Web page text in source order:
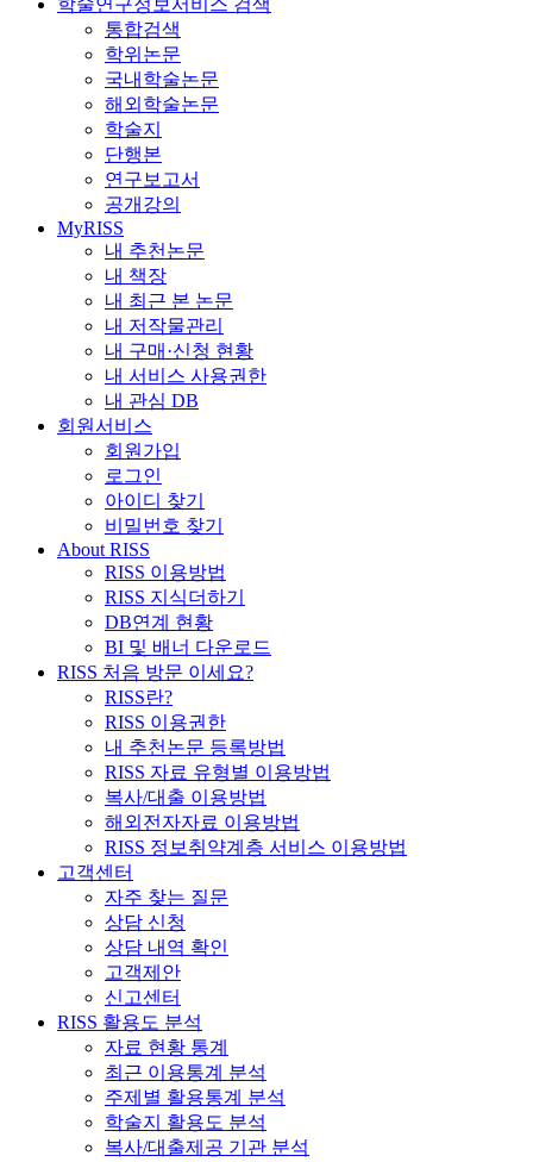
통합검색
학위논문
국내학술논문
해외학술논문
학술지
단행본
연구보고서
공개강의
MyRISS
내 추천논문
내 책장
내 최근 본 논문
내 저작물관리
내 구매·신청 현황
내 서비스 사용권한
내 관심 DB
회원서비스
회원가입
로그인
아이디 찾기
비밀번호 찾기
About RISS
RISS 이용방법
RISS 지식더하기
DB연계 현황
BI 및 배너 다운로드
RISS 처음 방문 이세요?
RISS란?
RISS 이용권한
내 추천논문 등록방법
RISS 자료 유형별 이용방법
복사/대출 이용방법
해외전자자료 이용방법
RISS 정보취약계층 서비스 이용방법
고객센터
자주 찾는 질문
상담 신청
상담 내역 확인
고객제안
신고센터
RISS 활용도 분석
자료 현황 통계
최근 이용통계 분석
주제별 활용통계 분석
학술지 활용도 분석
복사/대출제공 기관 분석